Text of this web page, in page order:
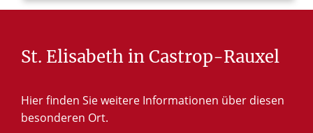
St. Elisabeth inCastrop-Rauxel
Hier finden Sie weitere Informationen über diesen
besonderen Ort.